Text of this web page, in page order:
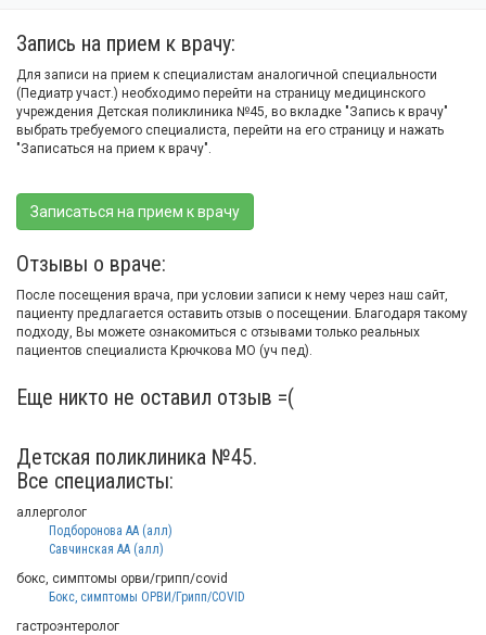
Запись на прием к врачу:
Для записи на прием к специалистам аналогичной специальности
(Педиатр участ.) необходимо перейти на страницу медицинского
учреждения Детская поликлиника №45, во вкладке "Запись к врачу"
выбрать требуемого специалиста, перейти на его страницу и нажать
"Записаться на прием к врачу".
Записаться на прием к врачу
Отзывы о враче:
После посещения врача, при условии записи к нему через наш сайт,
пациенту предлагается оставить отзыв о посещении. Благодаря такому
подходу, Вы можете ознакомиться с отзывами только реальных
пациентов специалиста Крючкова МО (уч пед).
Еще никто не оставил отзыв =(
Детская поликлиника №45.
Все специалисты:
аллерголог
Подборонова АА (алл)
Савчинская АА (алл)
бокс, симптомы орви/грипп/covid
Бокс, симптомы ОРВИ/Грипп/COVID
гастроэнтеролог